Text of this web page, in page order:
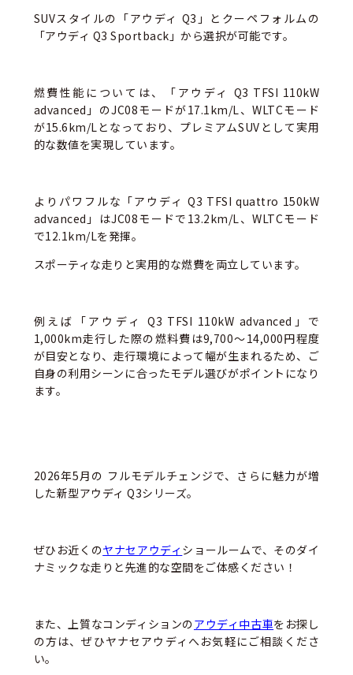
SUVスタイルの「アウディ Q3」とクーペフォルムの
「アウディ Q3 Sportback」から選択が可能です。
燃費性能については、「アウディ Q3 TFSI 110kW
advanced 」のJC08モードが17.1km/L、WLTCモード
が15.6km/Lとなっており、プレミアムSUVとして実用
的な数値を実現しています。
よりパワフルな「アウディ Q3 TFSI quattro 150kW
advanced」はJC08モードで13.2km/L、WLTCモード
で12.1km/Lを発揮。
スポーティな走りと実用的な燃費を両立しています。
例えば「アウディ Q3 TFSI 110kW advanced」で
1,000km走行した際の燃料費は9,700〜14,000円程度
が目安となり、走行環境によって幅が生まれるため、ご
自身の利用シーンに合ったモデル選びがポイントになり
ます。
2026年5月の フルモデルチェンジで、さらに魅力が増
した新型アウディ Q3シリーズ。
ぜひお近くのヤナセアウディ ショールームで、そのダイ
ナミックな走りと先進的な空間をご体感ください！
また、上質なコンディションのアウディ中古車をお探し
の方は、ぜひヤナセアウディへお気軽にご相談くださ
い。